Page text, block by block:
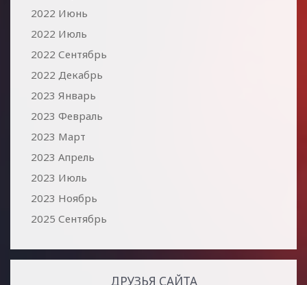
2022 Июнь
2022 Июль
2022 Сентябрь
2022 Декабрь
2023 Январь
2023 Февраль
2023 Март
2023 Апрель
2023 Июль
2023 Ноябрь
2025 Сентябрь
ДРУЗЬЯ САЙТА